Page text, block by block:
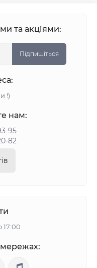
та акціями:
Підпишіться
!)
нам:
95
82
17:00